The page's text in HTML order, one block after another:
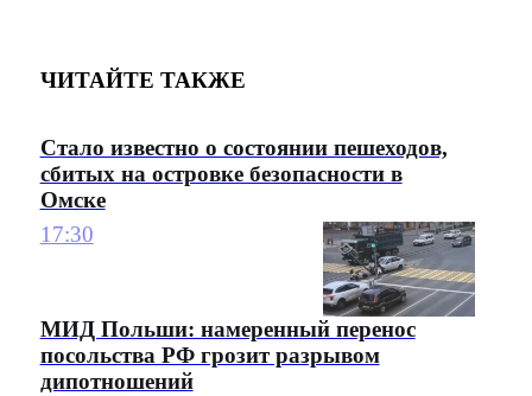
ЧИТАЙТЕ ТАКЖЕ
Стало известно о состоянии пешеходов,
сбитых на островке безопасности в
Омске
17:30
МИД Польши: намеренный перенос
посольства РФ грозит разрывом
дипотношений